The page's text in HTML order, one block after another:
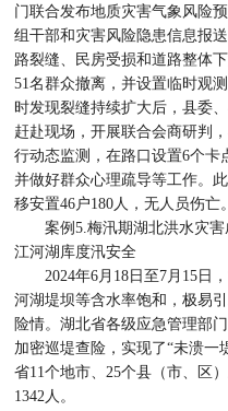
门联合发布地质灾害气象风险
组干部和灾害风险隐患信息报
路裂缝、民房受损和道路整体
51名群众撤离，并设置临时观
时发现裂缝持续扩大后，县委
赶赴现场，开展联合会商研判
行动态监测，在路口设置6个卡
并做好群众心理疏导等工作。
移安置46户180人，无人员伤亡。
案例5.梅汛期湖北洪水灾害
江河湖库度汛安全
2024年6月18日至7月15日，
河湖堤坝等含水率饱和，极易
险情。湖北省各级应急管理部
加密巡堤查险，实现了“未溃一
省11个地市、25个县（市、区
1342人。